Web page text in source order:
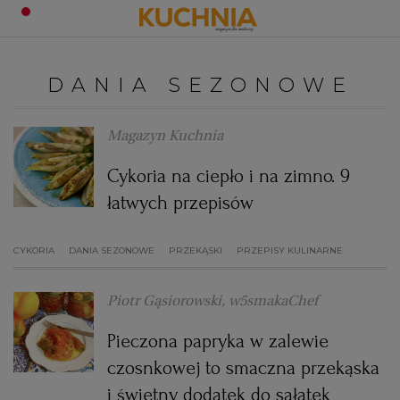
OBIADY
ZUPY
CIASTA
HALLOWEEN
WIELKANOC
WALENTYNKI
KUCHNIE ŚWIATA
KUCHNIA AFRYKAŃSKA
KUCHNIA JAPOŃSKA
SZKOŁA GOTOWANIA
PORADY
ZDROWA DIETA
DIETA
DO POCZYTANIA
Zaloguj się
DANIA SEZONOWE
Magazyn Kuchnia
Cykoria na ciepło i na zimno. 9
łatwych przepisów
CYKORIA DANIA SEZONOWE PRZEKĄSKI PRZEPISY KULINARNE
Piotr Gąsiorowski, w5smakaChef
Pieczona papryka w zalewie
czosnkowej to smaczna przekąska
i świetny dodatek do sałatek